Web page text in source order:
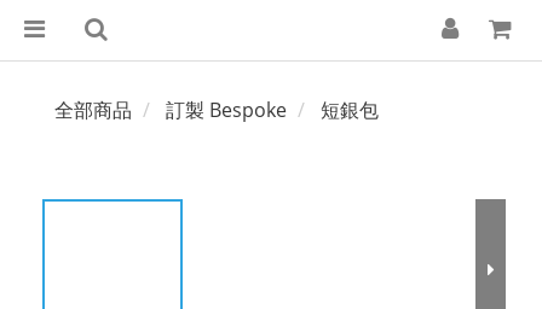
全部商品 訂製 Bespoke 短銀包